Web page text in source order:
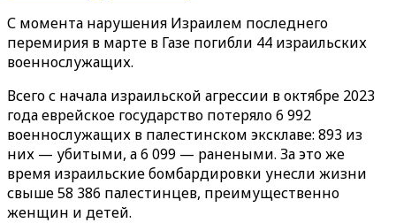
С момента нарушения Израилем последнего
перемирия в марте в Газе погибли 44 израильских
военнослужащих.
Всего с начала израильской агрессии в октябре 2023
года еврейское государство потеряло 6 992
военнослужащих в палестинском эксклаве: 893 из
них — убитыми, а 6 099 — ранеными. За это же
время израильские бомбардировки унесли жизни
свыше 58 386 палестинцев, преимущественно
женщин и детей.